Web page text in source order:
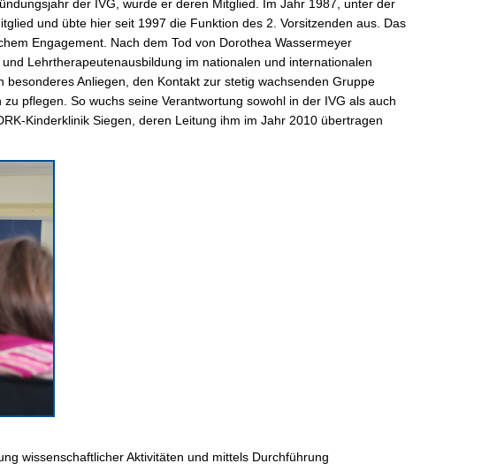
der IVG, wurde er deren Mitglied. Im Jahr 1987, unter der
und übte hier seit 1997 die Funktion des 2. Vorsitzenden aus. Das
Engagement. Nach dem Tod von Dorothea Wassermeyer
Lehrtherapeutenausbildung im nationalen und internationalen
Anliegen, den Kontakt zur stetig wachsenden Gruppe
pflegen. So wuchs seine Verantwortung sowohl in der IVG als auch
Kinderklinik Siegen, deren Leitung ihm im Jahr 2010 übertragen
wissenschaftlicher Aktivitäten und mittels Durchführung